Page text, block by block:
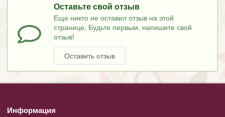
Оставьте свой отзыв
Еще никто не оставил отзыв на этой
странице. Будьте первым, напишите свой
отзыв!
Оставить отзыв
Информация